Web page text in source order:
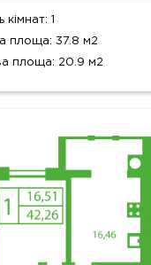
кімнат: 1
площа: 37.8 м2
площа: 20.9 м2